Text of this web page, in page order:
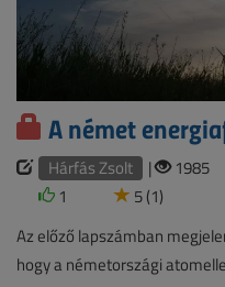
A német
Hárfás Zsolt |
1985
1
5 (1)
Az előző lapszámban
hogy a németországi